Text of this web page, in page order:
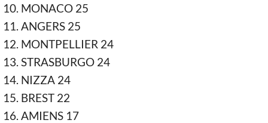
MONACO 25
ANGERS 25
MONTPELLIER 24
STRASBURGO 24
NIZZA 24
BREST 22
AMIENS 17